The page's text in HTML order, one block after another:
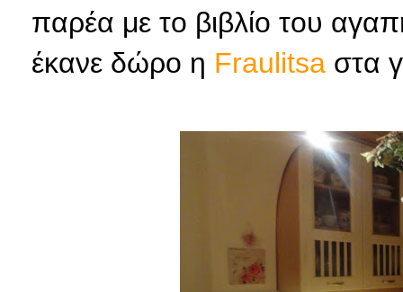
παρέα με το βιβλίο του
έκανε δώρο η Fraulitsa στα